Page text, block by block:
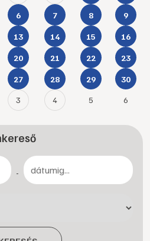
6 7 8 9
13 14 15 16
20 21 22 23
27 28 29 30
3 4 5 6
-